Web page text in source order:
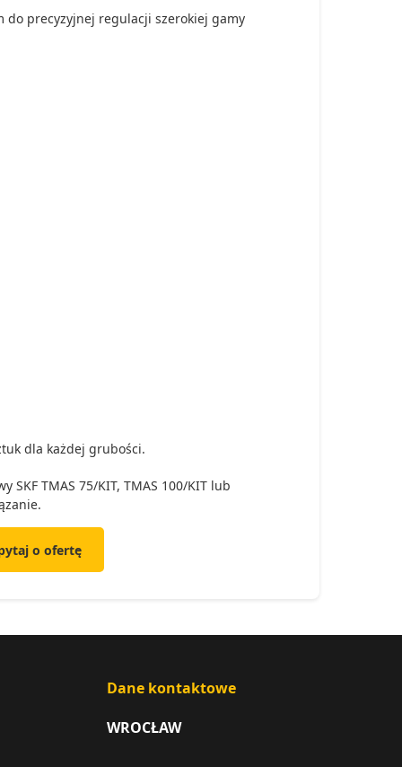
do precyzyjnej regulacji szerokiej gamy
dla każdej grubości.
SKF TMAS 75/KIT, TMAS 100/KIT lub
o ofertę
Dane kontaktowe
WROCŁAW